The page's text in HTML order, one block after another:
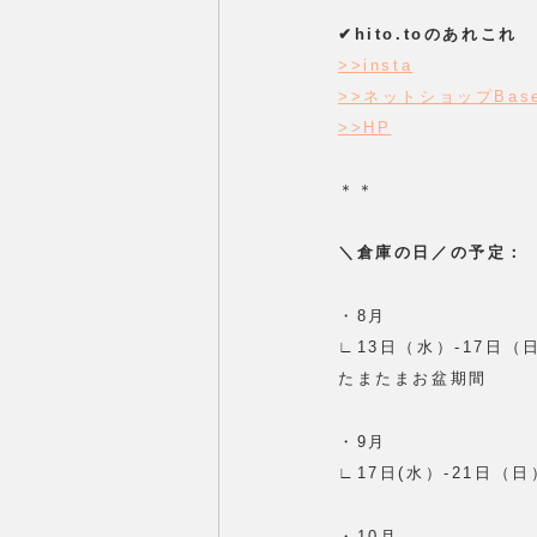
✔︎hito.toのあれこれ
>>insta
>>ネットショップ
>>HP
＊＊
＼倉庫の日／の予定：
・8月
∟13日（水）-17日（日
たまたまお盆期間
・9月
∟17日(水）-21日（日